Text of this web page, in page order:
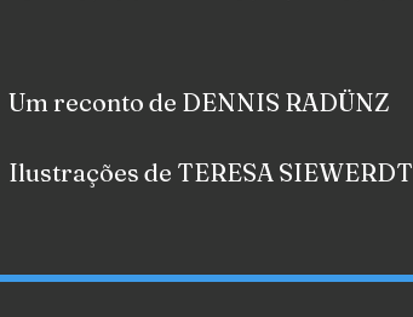
Um reconto de DENNIS RADÜNZ
Ilustrações de TERESA SIEWERDT